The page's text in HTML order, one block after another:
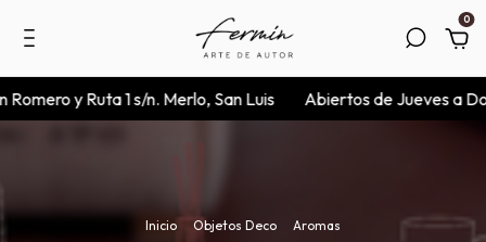
0
y Ruta 1 s/n. Merlo, San Luis Abiertos de Jueves a
Inicio Objetos Deco Aromas